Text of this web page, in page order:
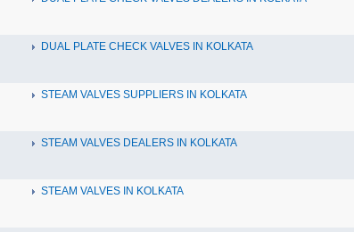
DUAL PLATE CHECK VALVES IN KOLKATA
STEAM VALVES SUPPLIERS IN KOLKATA
STEAM VALVES DEALERS IN KOLKATA
STEAM VALVES IN KOLKATA